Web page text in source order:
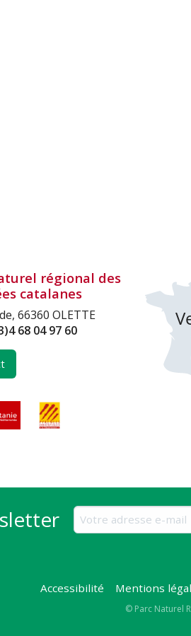
régional des
catalanes
66360 OLETTE
68 04 97 60
Accessibilité Mentions
Copyright
© Parc Naturel